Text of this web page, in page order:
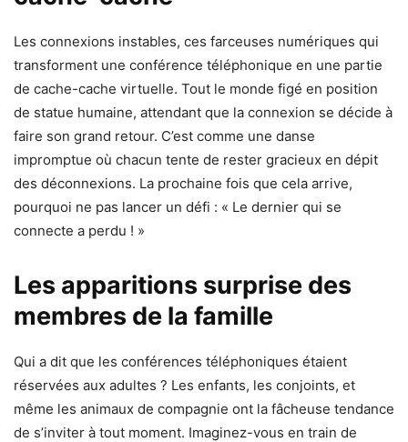
Les connexions instables, ces farceuses numériques qui
transforment une conférence téléphonique en une partie
de cache-cache virtuelle. Tout le monde figé en position
de statue humaine, attendant que la connexion se décide à
faire son grand retour. C’est comme une danse
impromptue où chacun tente de rester gracieux en dépit
des déconnexions. La prochaine fois que cela arrive,
pourquoi ne pas lancer un défi : « Le dernier qui se
connecte a perdu ! »
Les apparitions surprise des
membres de la famille
Qui a dit que les conférences téléphoniques étaient
réservées aux adultes ? Les enfants, les conjoints, et
même les animaux de compagnie ont la fâcheuse tendance
de s’inviter à tout moment. Imaginez-vous en train de